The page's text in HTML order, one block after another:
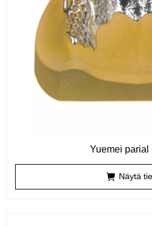
Yuemei parial
Näytä